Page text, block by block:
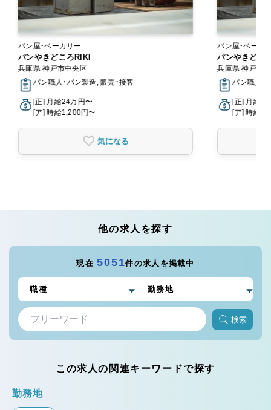
パン屋・ベーカリー
パンやきどころRIKI
兵庫県 神戸市中央区
パン職人・パン製造, 販売・接客
[正] 月給24万円〜
[ア] 時給1,200円〜
気になる
パン屋・ベーカ
パンやきどこ
兵庫県 神戸市
パン職人・
[正] 月給
[ア] 時給
他の求人を探す
現在5051件の求人を掲載中
検索
この求人の関連キーワードで探す
勤務地